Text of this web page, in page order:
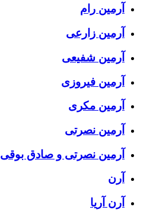
آرمین رام
آرمین زارعی
آرمین شفیعی
آرمین فیروزی
آرمین مکری
آرمین نصرتی
آرمین نصرتی و صادق بوقی
آرن
آرن آریا